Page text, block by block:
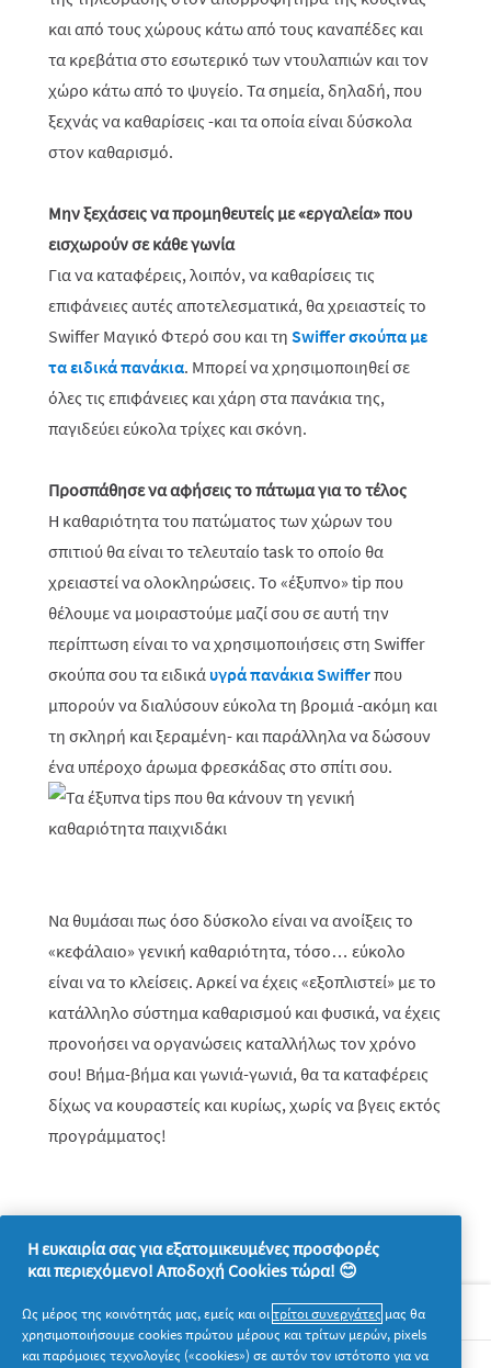
και από τους χώρους κάτω από τους καναπέδες και
τα κρεβάτια στο εσωτερικό των ντουλαπιών και τον
χώρο κάτω από το ψυγείο. Τα σημεία, δηλαδή, που
ξεχνάς να καθαρίσεις -και τα οποία είναι δύσκολα
στον καθαρισμό.
Μην ξεχάσεις να προμηθευτείς με «εργαλεία» που
εισχωρούν σε κάθε γωνία
Για να καταφέρεις, λοιπόν, να καθαρίσεις τις
επιφάνειες αυτές αποτελεσματικά, θα χρειαστείς το
Swiffer Μαγικό Φτερό σου και τη Swiffer σκούπα με
τα ειδικά πανάκια. Μπορεί να χρησιμοποιηθεί σε
όλες τις επιφάνειες και χάρη στα πανάκια της,
παγιδεύει εύκολα τρίχες και σκόνη.
Προσπάθησε να αφήσεις το πάτωμα για το τέλος
Η καθαριότητα του πατώματος των χώρων του
σπιτιού θα είναι το τελευταίο task το οποίο θα
χρειαστεί να ολοκληρώσεις. Το «έξυπνο» tip που
θέλουμε να μοιραστούμε μαζί σου σε αυτή την
περίπτωση είναι το να χρησιμοποιήσεις στη Swiffer
σκούπα σου τα ειδικάυγρά πανάκια Swifferπου
μπορούν να διαλύσουν εύκολα τη βρομιά -ακόμη και
τη σκληρή και ξεραμένη- και παράλληλα να δώσουν
ένα υπέροχο άρωμα φρεσκάδας στο σπίτι σου.
Να θυμάσαι πως όσο δύσκολο είναι να ανοίξεις το
«κεφάλαιο» γενική καθαριότητα, τόσο… εύκολο
είναι να το κλείσεις. Αρκεί να έχεις «εξοπλιστεί» με το
κατάλληλο σύστημα καθαρισμού και φυσικά, να έχεις
προνοήσει να οργανώσεις καταλλήλως τον χρόνο
σου! Βήμα-βήμα και γωνιά-γωνιά, θα τα καταφέρεις
δίχως να κουραστείς και κυρίως, χωρίς να βγεις εκτός
προγράμματος!
Σχετικά με την P&G
Η ευκαιρία σας για εξατομικευμένες προσφορές
και περιεχόμενο! Αποδοχή Cookies τώρα! 😊
Ως μέρος της κοινότητάς μας, εμείς και οιτρίτοι συνεργάτες μας θα
χρησιμοποιήσουμε cookies πρώτου μέρους και τρίτων μερών, pixels
και παρόμοιες τεχνολογίες («cookies») σε αυτόν τον ιστότοπο για να